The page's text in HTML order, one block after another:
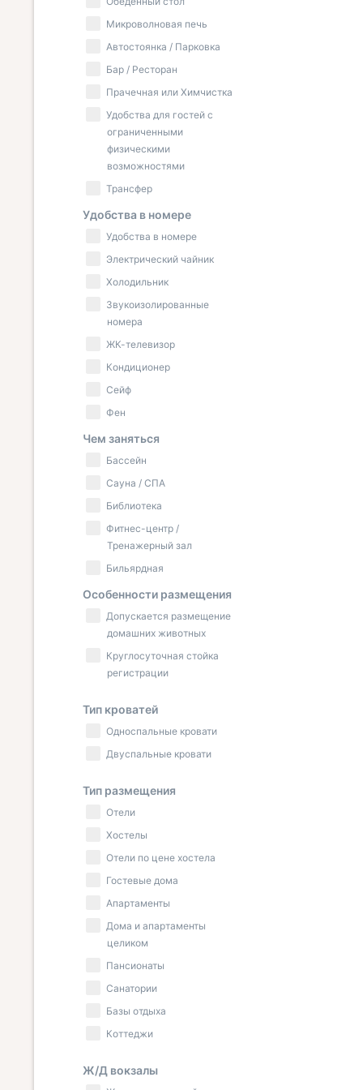
Микроволновая печь
Автостоянка / Парковка
Бар / Ресторан
Прачечная или Химчистка
Удобства для гостей с
ограниченными
физическими
возможностями
Трансфер
Удобства в номере
Удобства в номере
Электрический чайник
Холодильник
Звукоизолированные
номера
ЖК-телевизор
Кондиционер
Сейф
Фен
Чем заняться
Бассейн
Сауна / СПА
Библиотека
Фитнес-центр /
Тренажерный зал
Бильярдная
Особенности размещения
Допускается размещение
домашних животных
Круглосуточная стойка
регистрации
Тип кроватей
Односпальные кровати
Двуспальные кровати
Тип размещения
Отели
Хостелы
Отели по цене хостела
Гостевые дома
Апартаменты
Дома и апартаменты
целиком
Пансионаты
Санатории
Базы отдыха
Коттеджи
Ж/Д вокзалы